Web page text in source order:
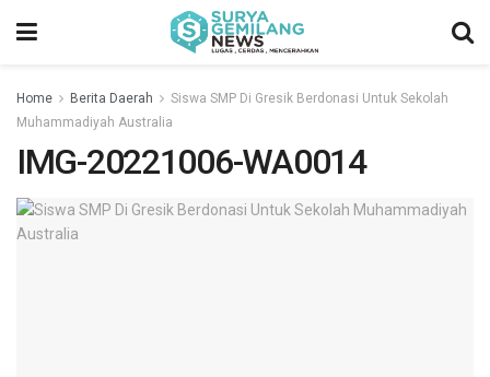
Home Berita Daerah
Siswa SMP Di Gresik Berdonasi Untuk Sekolah
Muhammadiyah Australia
IMG-20221006-WA0014